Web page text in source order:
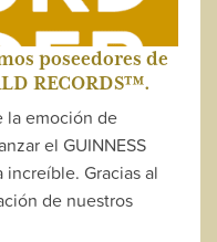
poseedores de
RECORDS™.
la emoción de
el GUINNESS
increíble. Gracias al
de nuestros